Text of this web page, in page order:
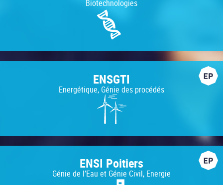
Biotechnologies
ENSGTI
Energétique, Génie des procédés
ENSI Poitiers
Génie de l’Eau et Génie Civil, Energie